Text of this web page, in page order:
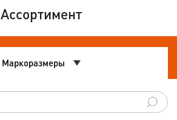
Ассортимент
Маркоразмеры